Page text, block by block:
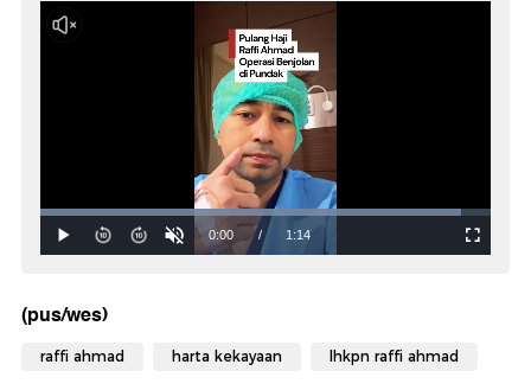
(pus/wes)
raffi ahmad harta kekayaan lhkpn raffi ahmad